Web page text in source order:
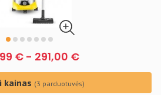
€ - 291,00 €
kainas (3 parduotuvės)